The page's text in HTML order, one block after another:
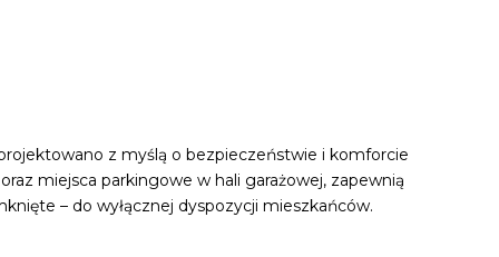
z myślą o bezpieczeństwie i komforcie
miejsca parkingowe w hali garażowej, zapewnią
– do wyłącznej dyspozycji mieszkańców.